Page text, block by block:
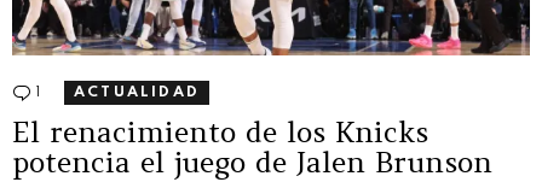
Comentario
ACTUALIDAD
El renacimiento de los Knicks
potencia el juego de Jalen Brunson